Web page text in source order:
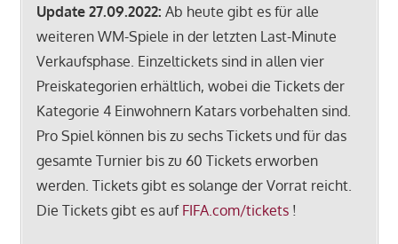
Update 27.09.2022: Ab heute gibt es für alle
weiteren WM-Spiele in der letzten Last-Minute
Verkaufsphase. Einzeltickets sind in allen vier
Preiskategorien erhältlich, wobei die Tickets der
Kategorie 4 Einwohnern Katars vorbehalten sind.
Pro Spiel können bis zu sechs Tickets und für das
gesamte Turnier bis zu 60 Tickets erworben
werden. Tickets gibt es solange der Vorrat reicht.
Die Tickets gibt es auf FIFA.com/tickets!